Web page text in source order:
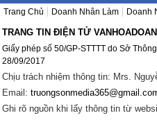
Trang Chủ Doanh Nhân Làm Doanh
TRANG TIN ĐIỆN TỬ
Giấy phép số 50/GP-STTTT do Sở
28/09/2017
Chịu trách nhiệm thông tin: Mrs.
Email:
Ghi rõ nguồn khi lấy thông tin từ